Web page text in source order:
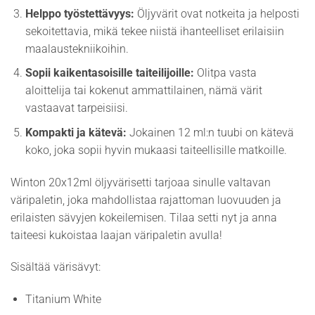
Helppo työstettävyys: Öljyvärit ovat notkeita ja helposti
sekoitettavia, mikä tekee niistä ihanteelliset erilaisiin
maalaustekniikoihin.
Sopii kaikentasoisille taiteilijoille: Olitpa vasta
aloittelija tai kokenut ammattilainen, nämä värit
vastaavat tarpeisiisi.
Kompakti ja kätevä: Jokainen 12 ml:n tuubi on kätevä
koko, joka sopii hyvin mukaasi taiteellisille matkoille.
Winton 20x12ml öljyvärisetti tarjoaa sinulle valtavan
väripaletin, joka mahdollistaa rajattoman luovuuden ja
erilaisten sävyjen kokeilemisen. Tilaa setti nyt ja anna
taiteesi kukoistaa laajan väripaletin avulla!
Sisältää värisävyt:
Titanium White